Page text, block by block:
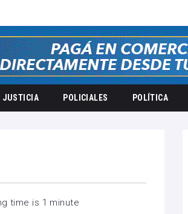
JUSTICIA POLICIALES POLÍTICA
time is 1 minute